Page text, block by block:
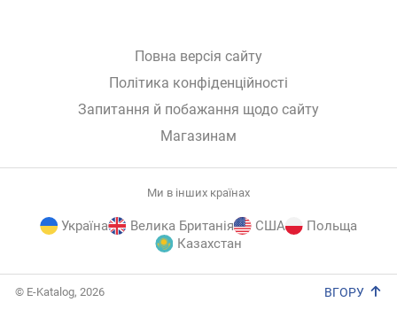
Повна версія сайту
Політика конфіденційності
Запитання й побажання щодо сайту
Магазинам
Ми в інших країнах
Україна Велика Британія США
Польща
Казахстан
© E-Katalog, 2026 ВГОРУ